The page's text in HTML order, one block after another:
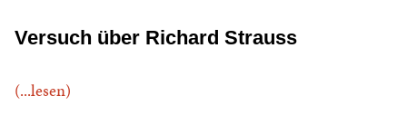
Versuch über Richard Strauss
(...lesen)